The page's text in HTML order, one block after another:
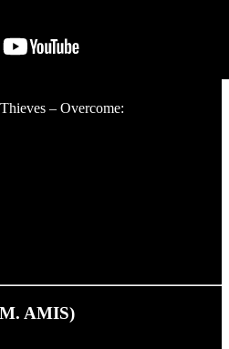
– Overcome:
AMIS)